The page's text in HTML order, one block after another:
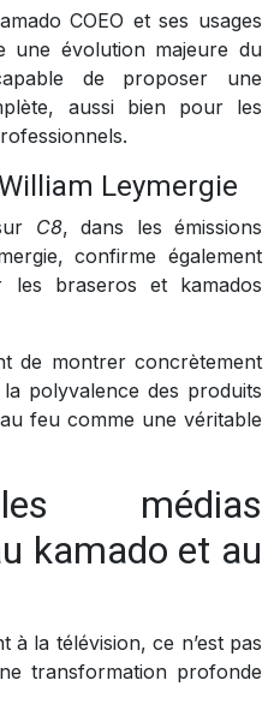
COEO et ses usages
une évolution majeure du
de proposer une
aussi bien pour les
Leymergie
C8, dans les émissions
confirme également
les braseros et kamados
de montrer concrètement
polyvalence des produits
feu comme une véritable
médias
kamado et au
à la télévision, ce n’est pas
transformation profonde